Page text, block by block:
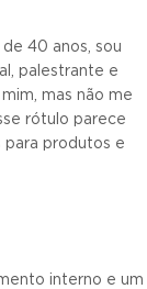
40 anos, sou
palestrante e
mas não me
rótulo parece
produtos e
interno e um